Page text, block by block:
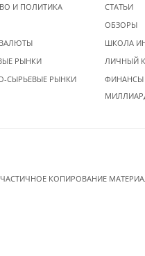
И ПОЛИТИКА
РЫНКИ
СЫРЬЕВЫЕ РЫНКИ
СТАТЬИ
ОБЗОРЫ
ШКОЛА
ЛИЧНЫЙ
ФИНАНСЫ
КОПИРОВАНИЕ